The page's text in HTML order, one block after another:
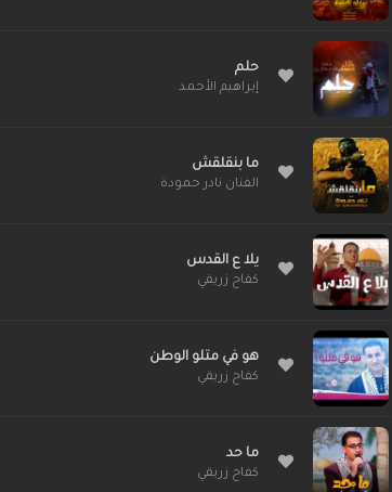
حلم
إبراهيم الأحمد
ما بنقلقش
الفنان نادر حمودة
يلا ع القدس
كفاح زريقي
هو في متلو الوطن
كفاح زريقي
ما حد
كفاح زريقي